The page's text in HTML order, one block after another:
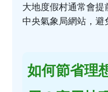
大地度假村通常會
中央氣象局網站 ，
如何節省理